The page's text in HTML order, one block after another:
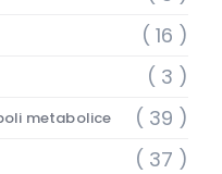
( 16 )
( 3 )
metabolice ( 39 )
( 37 )